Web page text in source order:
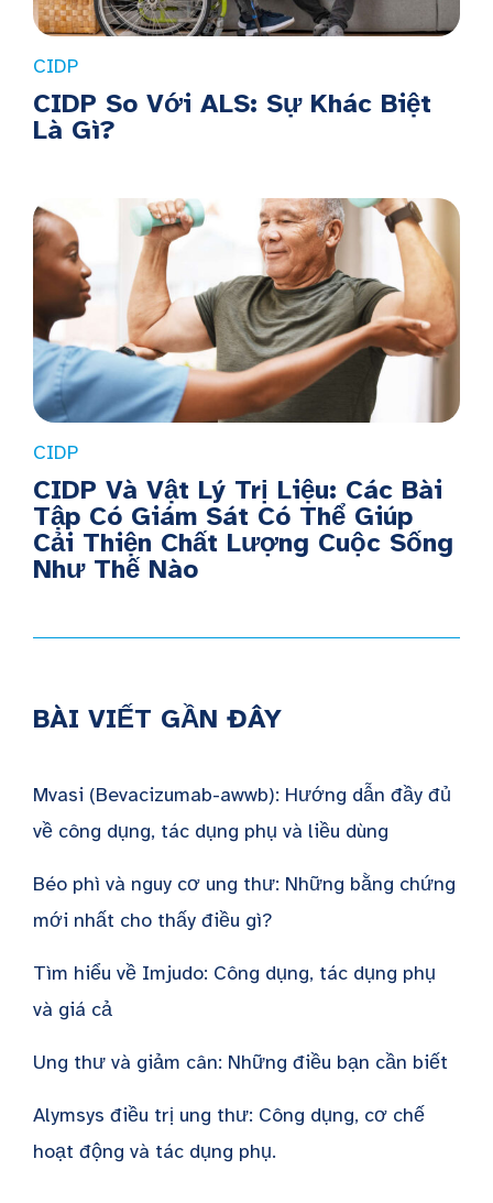
CIDP
CIDP So Với ALS: Sự Khác Biệt
Là Gì?
CIDP
CIDP Và Vật Lý Trị Liệu: Các Bài
Tập Có Giám Sát Có Thể Giúp
Cải Thiện Chất Lượng Cuộc Sống
Như Thế Nào
BÀI VIẾT GẦN ĐÂY
Mvasi (Bevacizumab-awwb): Hướng dẫn đầy đủ
về công dụng, tác dụng phụ và liều dùng
Béo phì và nguy cơ ung thư: Những bằng chứng
mới nhất cho thấy điều gì?
Tìm hiểu về Imjudo: Công dụng, tác dụng phụ
và giá cả
Ung thư và giảm cân: Những điều bạn cần biết
Alymsys điều trị ung thư: Công dụng, cơ chế
hoạt động và tác dụng phụ.